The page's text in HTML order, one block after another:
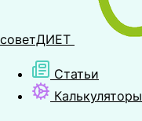
советДИЕТ
Статьи
Калькуляторы